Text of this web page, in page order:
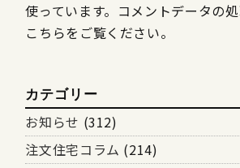
使っています。 コメントデータの
こちらをご覧ください。
カテゴリー
お知らせ (312)
注文住宅コラム (214)